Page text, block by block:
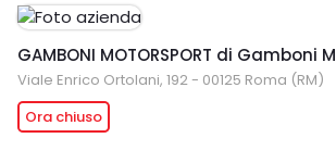
GAMBONI MOTORSPORT di Gamboni
Viale Enrico Ortolani, 192 - 00125 Roma (RM)
Ora chiuso